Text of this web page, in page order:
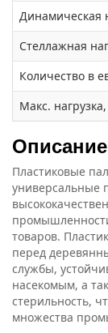
Динамическая
Стеллажная
Количество в
Макс. нагрузка,
Описание
Пластиковые
универсальные
товаров.
перед
службы,
насекомым, а
стерильность,
множества